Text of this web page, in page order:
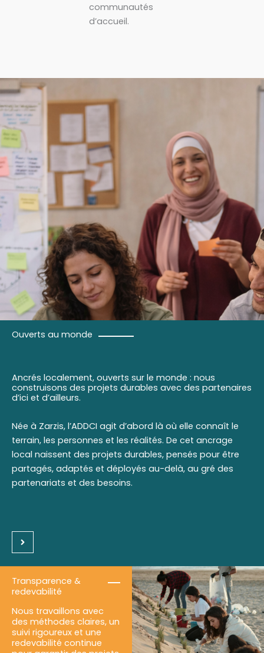
communautés
d’accueil.
Ouverts au monde
Ancrés localement, ouverts sur le monde : nous
construisons des projets durables avec des partenaires
d’ici et d’ailleurs.
Née à Zarzis, l’ADDCI agit d’abord là où elle connaît le
terrain, les personnes et les réalités. De cet ancrage
local naissent des projets durables, pensés pour être
partagés, adaptés et déployés au-delà, au gré des
partenariats et des besoins.
Transparence &
redevabilité
Nous travaillons avec
des méthodes claires, un
suivi rigoureux et une
redevabilité continue